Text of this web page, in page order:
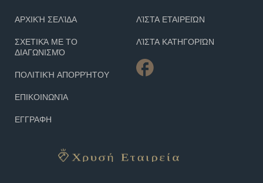
ΑΡΧΙΚΉ ΣΕΛΊΔΑ
ΣΧΕΤΙΚΆ ΜΕ ΤΟ
ΔΙΑΓΩΝΙΣΜΌ
ΠΟΛΙΤΙΚΉ ΑΠΟΡΡΉΤΟΥ
ΕΠΙΚΟΙΝΩΝΊΑ
ΕΓΓΡΑΦΗ
ΛΊΣΤΑ ΕΤΑΙΡΕΙΏΝ
ΛΊΣΤΑ ΚΑΤΗΓΟΡΙΏΝ